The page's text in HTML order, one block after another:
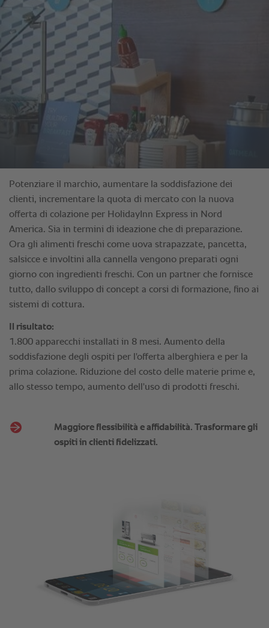
Maggiore flessibilità e affidabilità. Trasformare gli
ospiti in clienti fidelizzati.